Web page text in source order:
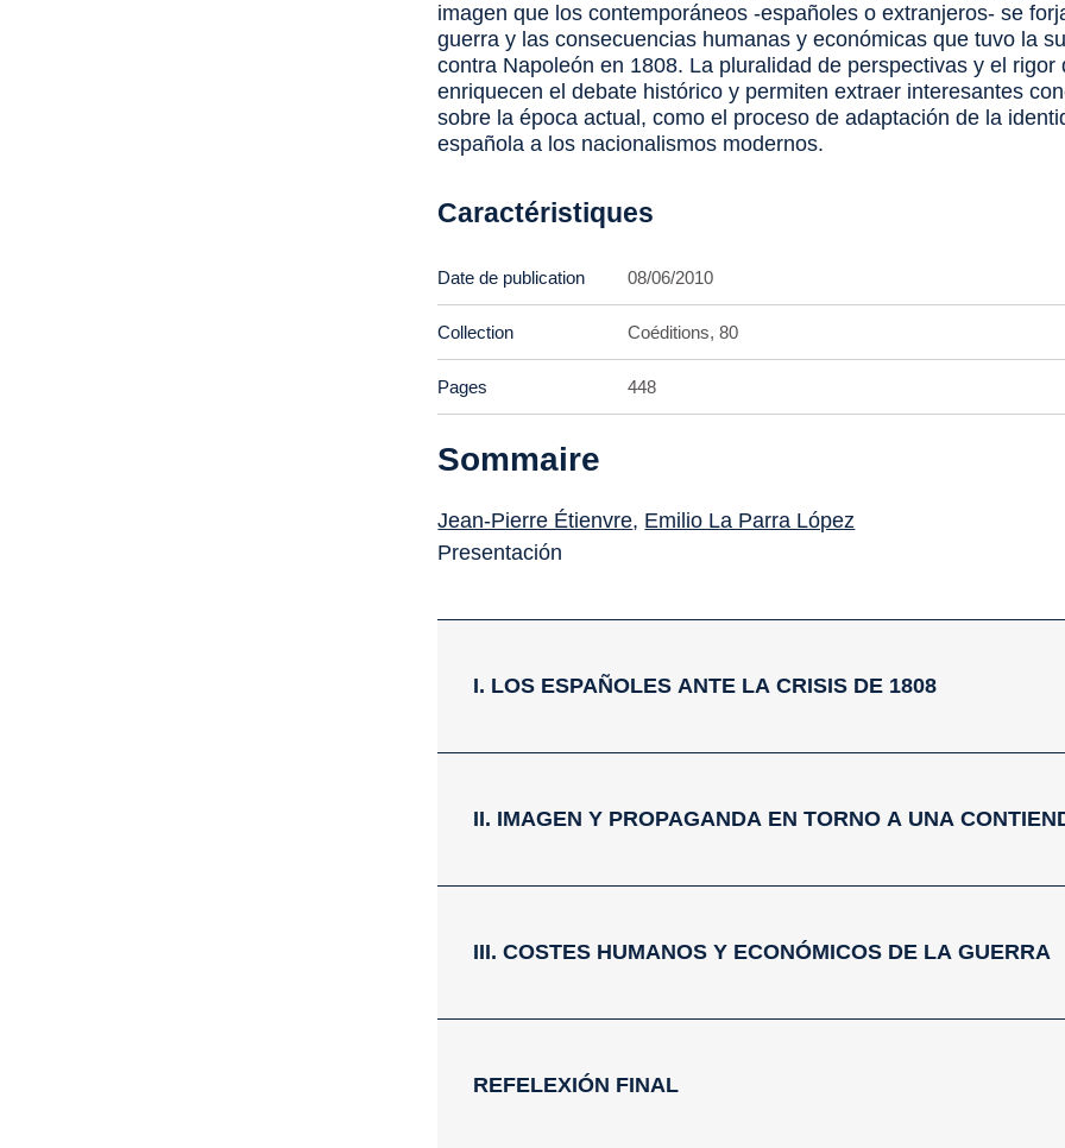
imagen que los contemporáneos -españoles o extranjeros- se
guerra y las consecuencias humanas y económicas que tuvo la
contra Napoleón en 1808. La pluralidad de perspectivas y el rigor
enriquecen el debate histórico y permiten extraer interesantes
sobre la época actual, como el proceso de adaptación de la
española a los nacionalismos modernos.
Caractéristiques
Date de publication 08/06/2010
Collection Coéditions, 80
Pages 448
Sommaire
Jean-Pierre Étienvre, Emilio La Parra López
Presentación
I. LOS ESPAÑOLES ANTE LA CRISIS DE 1808
II. IMAGEN Y PROPAGANDA EN TORNO A UNA
III. COSTES HUMANOS Y ECONÓMICOS DE LA GUERRA
REFELEXIÓN FINAL